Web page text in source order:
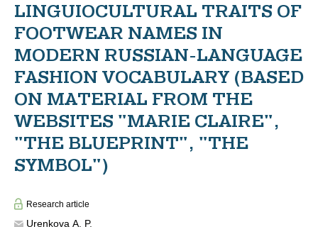
LINGUIOCULTURAL TRAITS OF
FOOTWEAR NAMES IN
MODERN RUSSIAN-LANGUAGE
FASHION VOCABULARY (BASED
ON MATERIAL FROM THE
WEBSITES "MARIE CLAIRE",
"THE BLUEPRINT", "THE
SYMBOL")
Research article
Urenkova A. P.